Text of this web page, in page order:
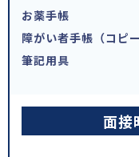
お薬手帳
障がい者手帳（コピー
筆記用具
面接